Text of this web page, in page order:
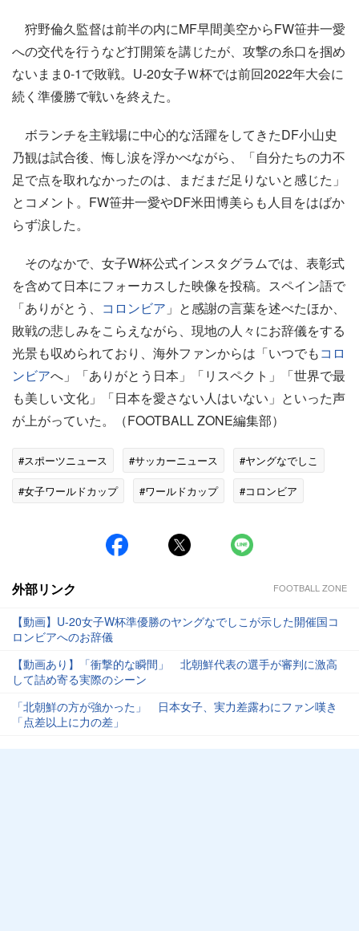
狩野倫久監督は前半の内にMF早間美空からFW笹井一愛
への交代を行うなど打開策を講じたが、攻撃の糸口を掴め
ないまま0-1で敗戦。U-20女子Ｗ杯では前回2022年大会に
続く準優勝で戦いを終えた。
ボランチを主戦場に中心的な活躍をしてきたDF小山史
乃観は試合後、悔し涙を浮かべながら、「自分たちの力不
足で点を取れなかったのは、まだまだ足りないと感じた」
とコメント。FW笹井一愛やDF米田博美らも人目をはばか
らず涙した。
そのなかで、女子W杯公式インスタグラムでは、表彰式
を含めて日本にフォーカスした映像を投稿。スペイン語で
「ありがとう、 コロンビア 」と感謝の言葉を述べたほか、
敗戦の悲しみをこらえながら、現地の人々にお辞儀をする
光景も収められており、海外ファンからは「いつでもコロ
ンビアへ」「ありがとう日本」「リスペクト」「世界で最
も美しい文化」「日本を愛さない人はいない」といった声
が上がっていた。（FOOTBALL ZONE編集部）
#スポーツニュース #サッカーニュース
#ヤングなでしこ
#女子ワールドカップ
#ワールドカップ #コロンビア
外部リンク FOOTBALL ZONE
【動画】U-20女子W杯準優勝のヤングなでしこが示した開催国コ
ロンビアへのお辞儀
【動画あり】「衝撃的な瞬間」 北朝鮮代表の選手が審判に激高
して詰め寄る実際のシーン
「北朝鮮の方が強かった」 日本女子、実力差露わにファン嘆き
「点差以上に力の差」